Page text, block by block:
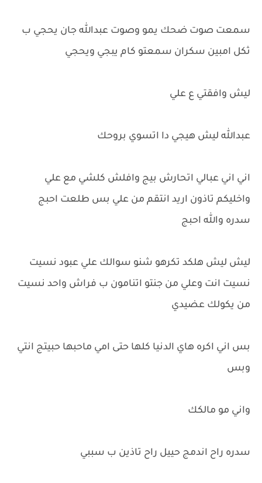
سمعت صوت ضحك يمو وصوت عبدالله جان يحجي ب
ثكل امبين سكران سمعتو كام يبجي ويحجي
ليش وافقتي ع علي
عبدالله ليش هيجي دا اتسوي بروحك
اني اني عبالي اتحارش بيج وافلش كلشي مع علي
واخليكم تاذون اريد انتقم من علي بس طلعت احبج
سدره والله احبج
ليش ليش هلكد تكرهو شنو سوالك علي عبود نسيت
نسيت انت وعلي من جنتو اتنامون ب فراش واحد نسيت
من يكولك عضيدي
بس اني اكره هاي الدنيا كلها حتى امي ماحبها حبيتج انتي
وبس
واني مو مالكك
سدره راح اندمج حييل راح تاذين ب سببي